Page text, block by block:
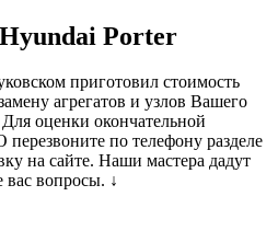
Porter
приготовил стоимость
агрегатов и узлов Вашего
оценки окончательной
по телефону разделе
на сайте. Наши мастера дадут
вас вопросы. ↓